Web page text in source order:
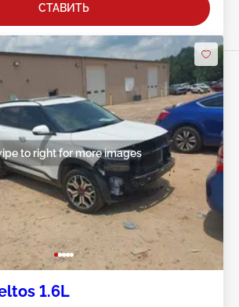
СТАВИТЬ
to right for more images
1.6L